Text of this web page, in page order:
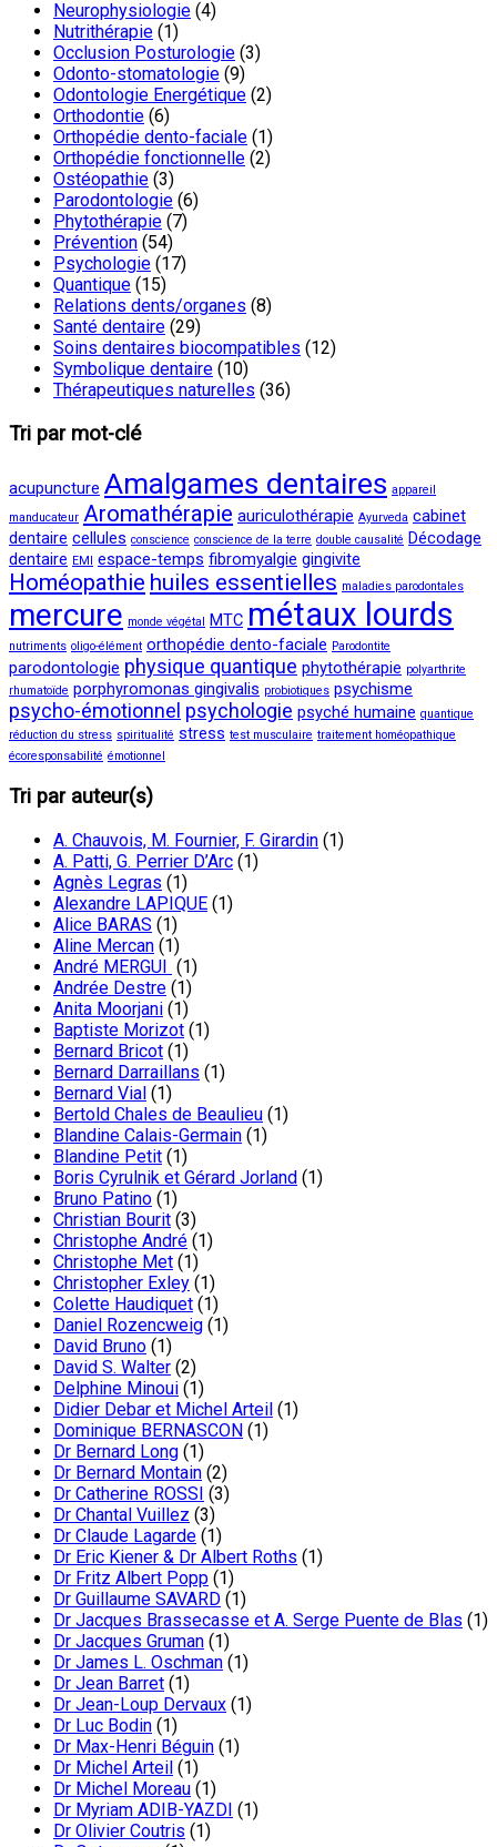
Neurophysiologie (4)
Nutrithérapie (1)
Occlusion Posturologie (3)
Odonto-stomatologie (9)
Odontologie Energétique (2)
Orthodontie (6)
Orthopédie dento-faciale (1)
Orthopédie fonctionnelle (2)
Ostéopathie (3)
Parodontologie (6)
Phytothérapie (7)
Prévention (54)
Psychologie (17)
Quantique (15)
Relations dents/organes (8)
Santé dentaire (29)
Soins dentaires biocompatibles (12)
Symbolique dentaire (10)
Thérapeutiques naturelles (36)
Tri par mot-clé
acupuncture Amalgames dentaires appareil
manducateur Aromathérapie auriculothérapie Ayurveda cabinet
dentaire cellules conscience conscience de la terre double causalité Décodage
dentaire EMI espace-temps fibromyalgie gingivite
Homéopathie huiles essentielles maladies parodontales
mercure monde végétal MTC métaux lourds
nutriments oligo-élément orthopédie dento-faciale Parodontite
parodontologie physique quantique phytothérapie polyarthrite
rhumatoïde porphyromonas gingivalis probiotiques psychisme
psycho-émotionnel psychologie psyché humaine quantique
réduction du stress spiritualité stress test musculaire traitement homéopathique
écoresponsabilité émotionnel
Tri par auteur(s)
A. Chauvois, M. Fournier, F. Girardin (1)
A. Patti, G. Perrier D’Arc (1)
Agnès Legras (1)
Alexandre LAPIQUE (1)
Alice BARAS (1)
Aline Mercan (1)
André MERGUI (1)
Andrée Destre (1)
Anita Moorjani (1)
Baptiste Morizot (1)
Bernard Bricot (1)
Bernard Darraillans (1)
Bernard Vial (1)
Bertold Chales de Beaulieu (1)
Blandine Calais-Germain (1)
Blandine Petit (1)
Boris Cyrulnik et Gérard Jorland (1)
Bruno Patino (1)
Christian Bourit (3)
Christophe André (1)
Christophe Met (1)
Christopher Exley (1)
Colette Haudiquet (1)
Daniel Rozencweig (1)
David Bruno (1)
David S. Walter (2)
Delphine Minoui (1)
Didier Debar et Michel Arteil (1)
Dominique BERNASCON (1)
Dr Bernard Long (1)
Dr Bernard Montain (2)
Dr Catherine ROSSI (3)
Dr Chantal Vuillez (3)
Dr Claude Lagarde (1)
Dr Eric Kiener & Dr Albert Roths (1)
Dr Fritz Albert Popp (1)
Dr Guillaume SAVARD (1)
Dr Jacques Brassecasse et A. Serge Puente de Blas (1)
Dr Jacques Gruman (1)
Dr James L. Oschman (1)
Dr Jean Barret (1)
Dr Jean-Loup Dervaux (1)
Dr Luc Bodin (1)
Dr Max-Henri Béguin (1)
Dr Michel Arteil (1)
Dr Michel Moreau (1)
Dr Myriam ADIB-YAZDI (1)
Dr Olivier Coutris (1)